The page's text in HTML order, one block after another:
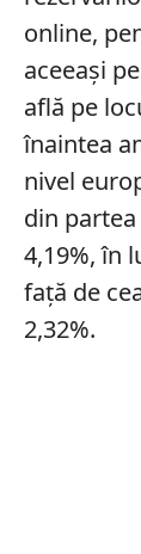
online,
aceeaşi
află pe
înaintea
nivel
din
4,19%, în
faţă de
2,32%.